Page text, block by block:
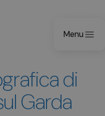
Menu
di
Garda